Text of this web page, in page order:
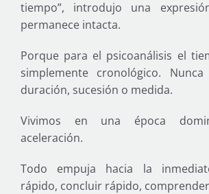
tiempo”, introdujo una
permanece intacta.
Porque para el psicoanálisis el
simplemente cronológico.
duración, sucesión o medida.
Vivimos en una época
aceleración.
Todo empuja hacia la
rápido, concluir rápido,